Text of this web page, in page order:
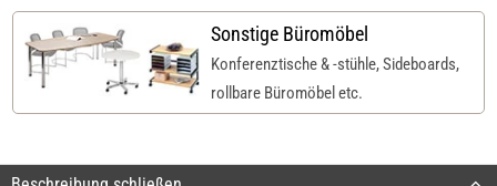
Sonstige Büromöbel
Konferenztische & -stühle, Sideboards,
rollbare Büromöbel etc.